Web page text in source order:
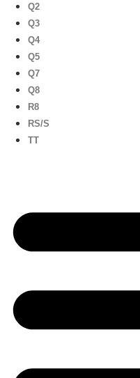
Q2
Q3
Q4
Q5
Q7
Q8
R8
RS/S
TT